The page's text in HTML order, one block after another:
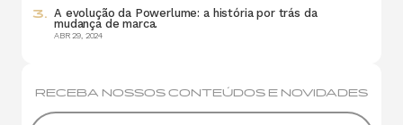
A evolução da Powerlume: a história por trás da
mudança de marca.
ABR 29, 2024
RECEBA NOSSOS CONTEÚDOS E NOVIDADES